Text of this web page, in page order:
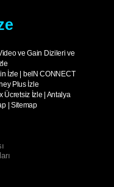
ve Gain Dizileri ve
İzle | beIN CONNECT
Plus İzle
Ücretsiz İzle | Antalya
| Sitemap